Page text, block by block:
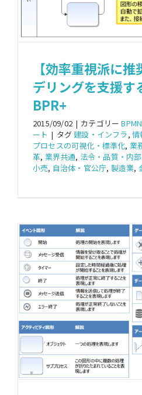
【効率重視派に
デリングを支援す
BPR+
2015/09/02 | カテゴリー
ート | タグ建設・インフラ,情
プロセスの可視化・標準化, 業
革, 業界共通, 法令・品質・内
小売, 自治体・官公庁, 製造業,